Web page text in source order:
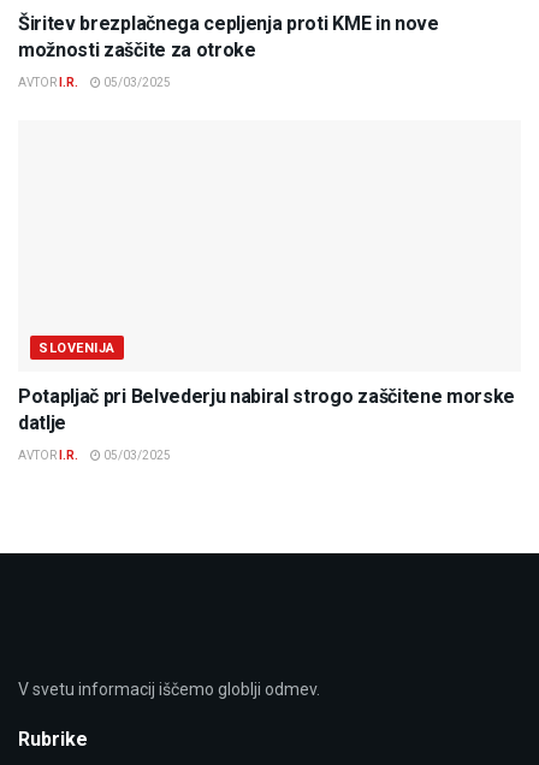
Širitev brezplačnega cepljenja proti KME in nove
možnosti zaščite za otroke
AVTOR I.R. 05/03/2025
SLOVENIJA
Potapljač pri Belvederju nabiral strogo zaščitene morske
datlje
AVTOR I.R. 05/03/2025
V svetu informacij iščemo globlji odmev.
Rubrike